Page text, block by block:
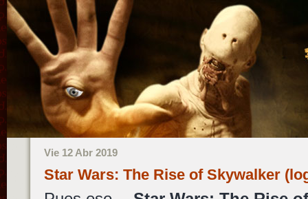
Vie 12 Abr 2019
Star Wars: The Rise of Skywalker